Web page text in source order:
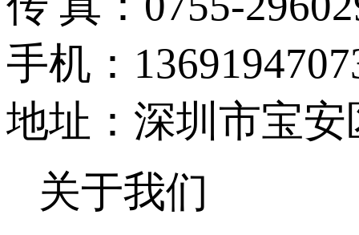
手机：
地址：深圳市宝
关于我们